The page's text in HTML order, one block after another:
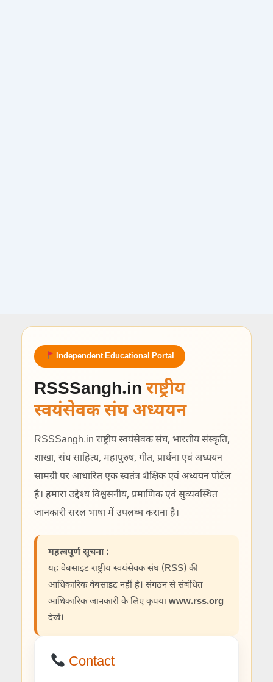
Independent Educational Portal
RSSSangh.in राष्ट्रीय
स्वयंसेवक संघ अध्ययन
RSSSangh.in राष्ट्रीय स्वयंसेवक संघ, भारतीय संस्कृति,
शाखा, संघ साहित्य, महापुरुष, गीत, प्रार्थना एवं अध्ययन
सामग्री पर आधारित एक स्वतंत्र शैक्षिक एवं अध्ययन पोर्टल
है। हमारा उद्देश्य विश्वसनीय, प्रमाणिक एवं सुव्यवस्थित
जानकारी सरल भाषा में उपलब्ध कराना है।
महत्वपूर्ण सूचना :
यह वेबसाइट राष्ट्रीय स्वयंसेवक संघ (RSS) की
आधिकारिक वेबसाइट नहीं है। संगठन से संबंधित
आधिकारिक जानकारी के लिए कृपया www.rss.org
देखें।
Contact